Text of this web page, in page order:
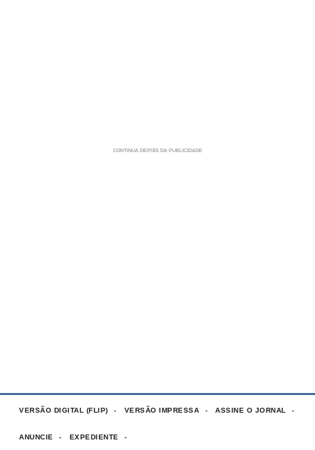
VERSÃO DIGITAL (FLIP) VERSÃO IMPRESSA ASSINE O JORNAL
ANUNCIE EXPEDIENTE